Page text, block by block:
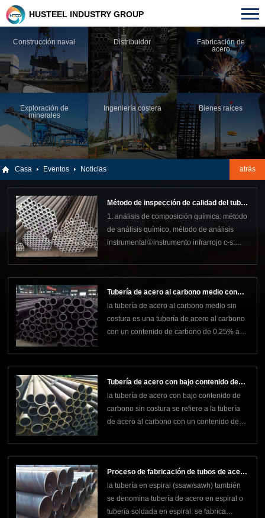
Construcción naval Distribuidor
Fabricación de
acero
Exploración de
minerales
Ingeniería costera Bienes raíces
HUSTEEL INDUSTRY GROUP
atrás
Casa Eventos Noticias
Método de inspección de calidad del tubo
sin soldadura de acero al carbono
1. análisis de composición química: método
de análisis químico, método de análisis
instrumental①instrumento infrarrojo c-s:
si, mn, p, s, cr, mo, ni, cn, w, v, ti, b, nb, as,
sn, sb,
Tubería de acero al carbono medio con
costura
la tubería de acero al carbono medio sin
costura es una tubería de acero al carbono
con un contenido de carbono de 0,25% a
ordinario. la mayor parte de este tipo de
acero
Tubería de acero con bajo contenido de
carbono sin costura
la tubería de acero con bajo contenido de
carbono sin costura se refiere a la tubería
de acero al carbono con un contenido de
mayoría del acero estructural al carbono
común y
Proceso de fabricación de tubos de acero
en espiral
la tubería en espiral (ssaw/sawh) también
se denomina tubería de acero en espiral o
tubería soldada en espiral. se fabrica